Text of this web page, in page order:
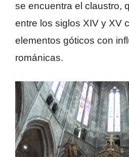
se encuentra el claustro,
entre los siglos XIV y XV
elementos góticos con
románicas.